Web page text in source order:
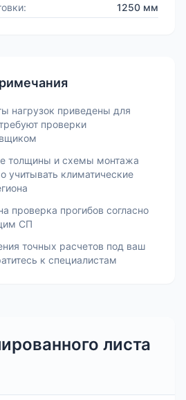
1250 мм
нагрузок приведены для
проверки
толщины и схемы монтажа
учитывать климатические
проверка прогибов согласно
СП
точных расчетов под ваш
к специалистам
листа